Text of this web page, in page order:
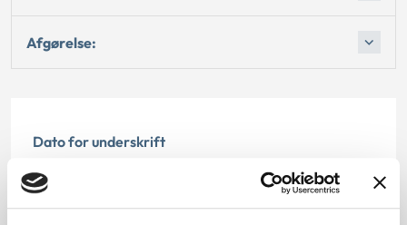
Afgørelse:
Dato for underskrift
15.12.1987